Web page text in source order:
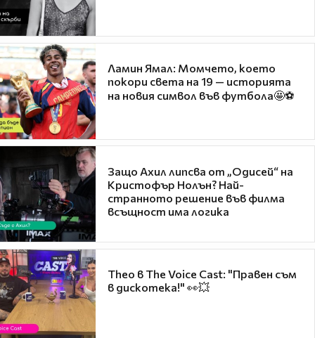
Ламин Ямал: Момчето, което
покори света на 19 — историята
на новия символ във футбола🤩⚽
Защо Ахил липсва от „Одисей“ на
Кристофър Нолън? Най-
странното решение във филма
всъщност има логика
Theo в The Voice Cast: "Правен съм
в дискотека!" 👀💥